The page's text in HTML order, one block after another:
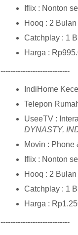
Iflix : Nonton
Hooq : 2
Catchplay : 1
Harga :
----------------------------
IndiHome
Telepon
UseeTV :
DYNASTY,
Movin : Phone
Iflix : Nonton
Hooq : 2
Catchplay : 1
Harga :
----------------------------